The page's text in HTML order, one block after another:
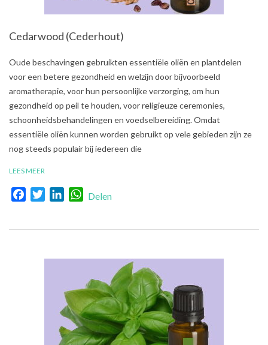
Cedarwood (Cederhout)
2021-
Oude beschavingen gebruikten essentiële oliën en plantdelen
voor een betere gezondheid en welzijn door bijvoorbeeld
aromatherapie, voor hun persoonlijke verzorging, om hun
gezondheid op peil te houden, voor religieuze ceremonies,
schoonheidsbehandelingen en voedselbereiding. Omdat
essentiële oliën kunnen worden gebruikt op vele gebieden zijn ze
nog steeds populair bij iedereen die
LEES MEER
FacebookTwitterLinkedInWhatsApp
Delen